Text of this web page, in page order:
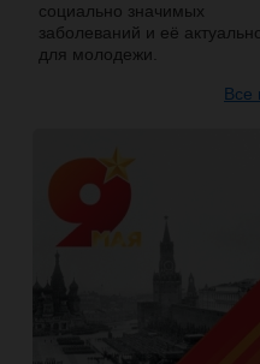
социально значимых
заболеваний и её
для молодежи.
Все